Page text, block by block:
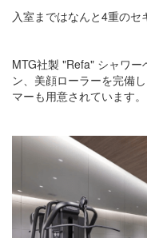
入室まではなんと4重のセ
MTG社製 "Refa" シャワ
ン、美顔ローラーを完備
マーも用意されています。